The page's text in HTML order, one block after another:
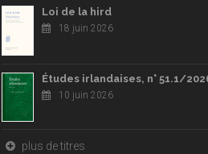
Loi de la hird
18 juin 2026
Études irlandaises, n° 51.1/
10 juin 2026
plus de titres